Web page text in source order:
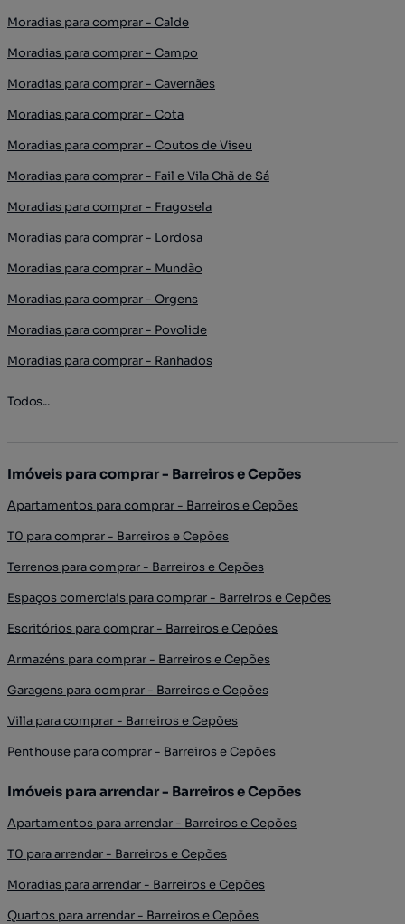
Moradias para comprar - Calde
Moradias para comprar - Campo
Moradias para comprar - Cavernães
Moradias para comprar - Cota
Moradias para comprar - Coutos de Viseu
Moradias para comprar - Fail e Vila Chã de Sá
Moradias para comprar - Fragosela
Moradias para comprar - Lordosa
Moradias para comprar - Mundão
Moradias para comprar - Orgens
Moradias para comprar - Povolide
Moradias para comprar - Ranhados
Todos...
Imóveis para comprar - Barreiros e Cepões
Apartamentos para comprar - Barreiros e Cepões
T0 para comprar - Barreiros e Cepões
Terrenos para comprar - Barreiros e Cepões
Espaços comerciais para comprar - Barreiros e Cepões
Escritórios para comprar - Barreiros e Cepões
Armazéns para comprar - Barreiros e Cepões
Garagens para comprar - Barreiros e Cepões
Villa para comprar - Barreiros e Cepões
Penthouse para comprar - Barreiros e Cepões
Imóveis para arrendar - Barreiros e Cepões
Apartamentos para arrendar - Barreiros e Cepões
T0 para arrendar - Barreiros e Cepões
Moradias para arrendar - Barreiros e Cepões
Quartos para arrendar - Barreiros e Cepões